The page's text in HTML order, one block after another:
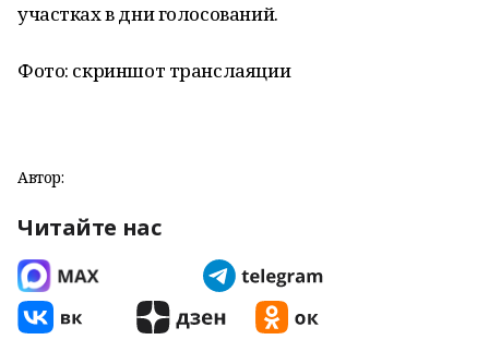
участках в дни голосований.
Фото: скриншот транслаяции
Автор:
Читайте нас